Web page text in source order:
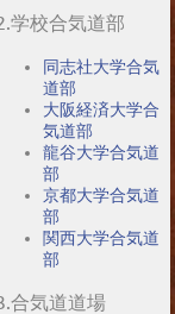
学校合気道部
同志社大学合気
道部
大阪経済大学合
気道部
龍谷大学合気道
部
京都大学合気道
部
関西大学合気道
部
合気道道場